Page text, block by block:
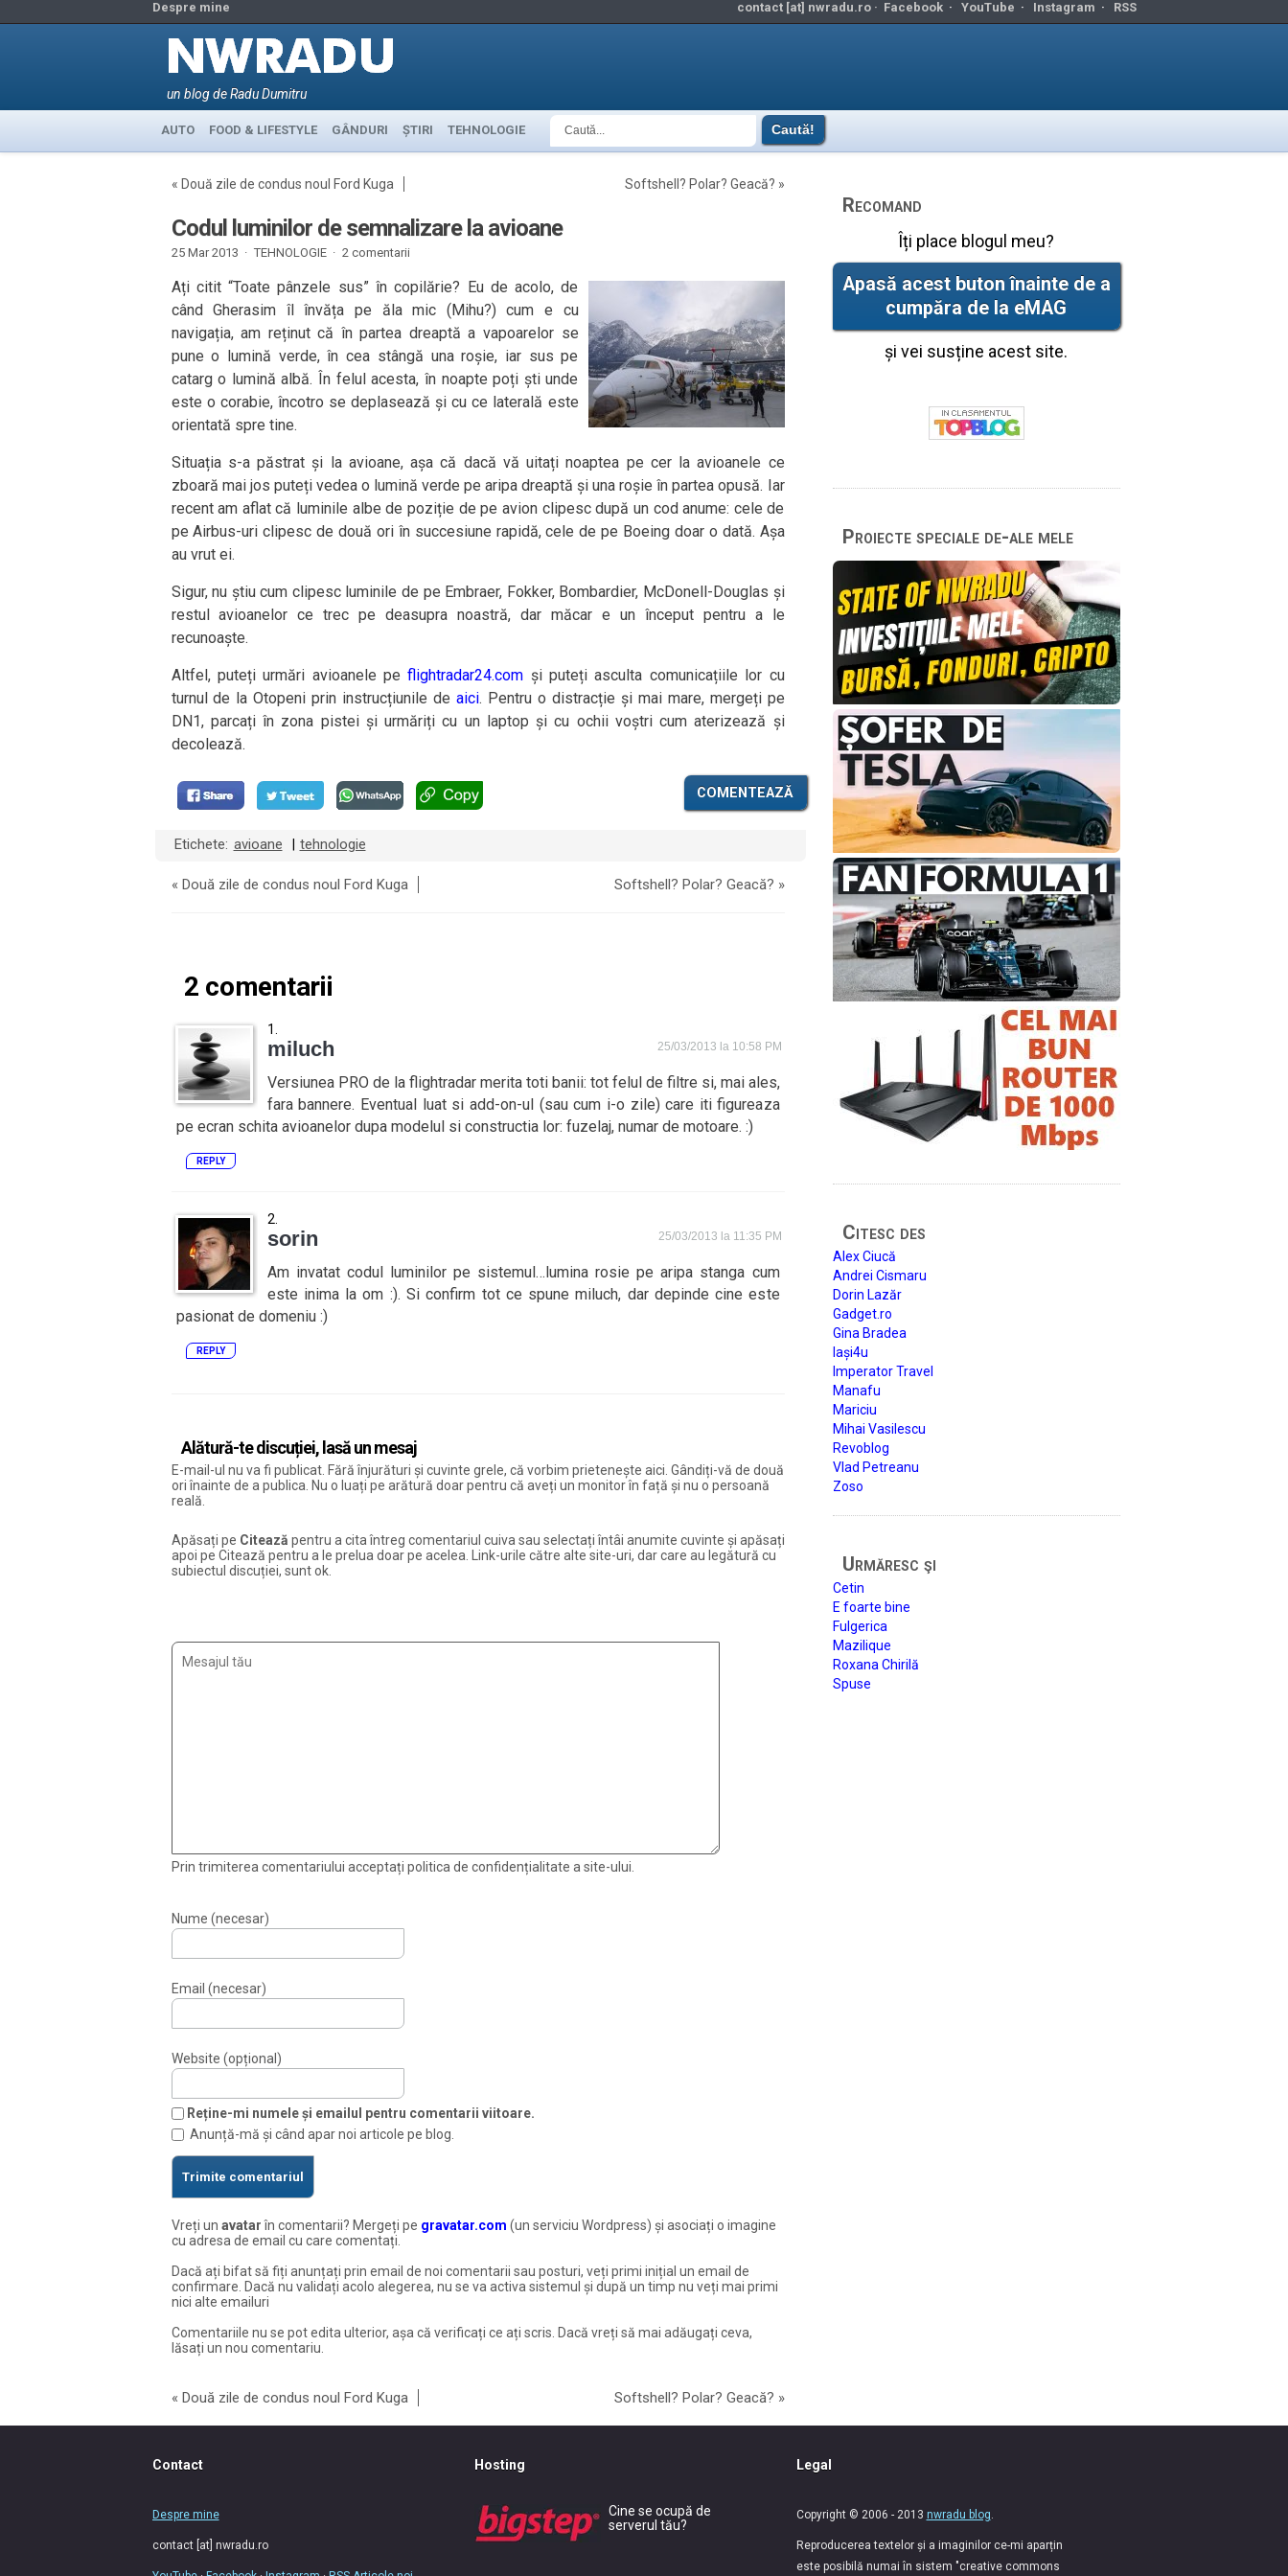
Despre mine contact [at] nwradu.ro · Facebook· YouTube · Instagram · RSS
un blog de Radu Dumitru
AUTO FOOD & LIFESTYLE GÂNDURI ȘTIRI TEHNOLOGIE
« Două zile de condus noul Ford Kuga Softshell? Polar? Geacă? »
Codul luminilor de semnalizare la avioane
25 Mar 2013 · TEHNOLOGIE· 2 comentarii
Ați citit “Toate pânzele sus” în copilărie? Eu de acolo, de
când Gherasim îl învăța pe ăla mic (Mihu?) cum e cu
navigația, am reținut că în partea dreaptă a vapoarelor se
pune o lumină verde, în cea stângă una roșie, iar sus pe
catarg o lumină albă. În felul acesta, în noapte poți ști unde
este o corabie, încotro se deplasează și cu ce laterală este
orientată spre tine.
Situația s-a păstrat și la avioane, așa că dacă vă uitați noaptea pe cer la avioanele ce
zboară mai jos puteți vedea o lumină verde pe aripa dreaptă și una roșie în partea opusă. Iar
recent am aflat că luminile albe de poziție de pe avion clipesc după un cod anume: cele de
pe Airbus-uri clipesc de două ori în succesiune rapidă, cele de pe Boeing doar o dată. Așa
au vrut ei.
Sigur, nu știu cum clipesc luminile de pe Embraer, Fokker, Bombardier, McDonell-Douglas și
restul avioanelor ce trec pe deasupra noastră, dar măcar e un început pentru a le
recunoaște.
Altfel, puteți urmări avioanele peflightradar24.com și puteți asculta comunicațiile lor cu
turnul de la Otopeni prin instrucțiunile deaici. Pentru o distracție și mai mare, mergeți pe
DN1, parcați în zona pistei și urmăriți cu un laptop și cu ochii voștri cum aterizează și
decolează.
COMENTEAZĂ
Etichete: avioane tehnologie
« Două zile de condus noul Ford Kuga Softshell? Polar? Geacă? »
2 comentarii
miluch 25/03/2013 la 10:58 PM
Versiunea PRO de la flightradar merita toti banii: tot felul de filtre si, mai ales,
fara bannere. Eventual luat si add-on-ul (sau cum i-o zile) care iti figureaza
pe ecran schita avioanelor dupa modelul si constructia lor: fuzelaj, numar de motoare. :)
REPLY
sorin 25/03/2013 la 11:35 PM
Am invatat codul luminilor pe sistemul…lumina rosie pe aripa stanga cum
este inima la om :). Si confirm tot ce spune miluch, dar depinde cine este
pasionat de domeniu :)
REPLY
Alătură-te discuției, lasă un mesaj
E-mail-ul nu va fi publicat. Fără înjurături și cuvinte grele, că vorbim prietenește aici. Gândiți-vă de două
ori înainte de a publica. Nu o luați pe arătură doar pentru că aveți un monitor în față și nu o persoană
reală.
Apăsați pe Citează pentru a cita întreg comentariul cuiva sau selectați întâi anumite cuvinte și apăsați
apoi pe Citează pentru a le prelua doar pe acelea. Link-urile către alte site-uri, dar care au legătură cu
subiectul discuției, sunt ok.
Prin trimiterea comentariului acceptați politica de confidențialitate a site-ului.
Nume (necesar)
Email (necesar)
Website (opțional)
Reține-mi numele și emailul pentru comentarii viitoare.
Anunță-mă și când apar noi articole pe blog.
Vreți un avatarîn comentarii? Mergeți pe gravatar.com (un serviciu Wordpress) și asociați o imagine
cu adresa de email cu care comentați.
Dacă ați bifat să fiți anunțați prin email de noi comentarii sau posturi, veți primi inițial un email de
confirmare. Dacă nu validați acolo alegerea, nu se va activa sistemul și după un timp nu veți mai primi
nici alte emailuri
Comentariile nu se pot edita ulterior, așa că verificați ce ați scris. Dacă vreți să mai adăugați ceva,
lăsați un nou comentariu.
« Două zile de condus noul Ford Kuga Softshell? Polar? Geacă? »
Recomand
Îți place blogul meu?
Apasă acest buton înainte de a
cumpăra de la eMAG
și vei susține acest site.
Proiecte speciale de-ale mele
Citesc des
Alex Ciucă
Andrei Cismaru
Dorin Lazăr
Gadget.ro
Gina Bradea
Iași4u
Imperator Travel
Manafu
Mariciu
Mihai Vasilescu
Revoblog
Vlad Petreanu
Zoso
Urmăresc şi
Cetin
E foarte bine
Fulgerica
Mazilique
Roxana Chirilă
Spuse
Contact
Despre mine
contact [at] nwradu.ro
Hosting
Cine se ocupă de
serverul tău?
Legal
Copyright © 2006 - 2013 nwradu blog
Reproducerea textelor și a imaginilor ce-mi aparțin
este posibilă numai în sistem "creative commons